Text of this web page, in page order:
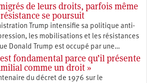
de leurs droits, parfois même
se poursuit
Trump intensifie sa politique anti-
les mobilisations et les résistances
Donald Trump est occupé par une…
est fondamental parce qu’il présente
comme un droit »
du décret de 1976 sur le